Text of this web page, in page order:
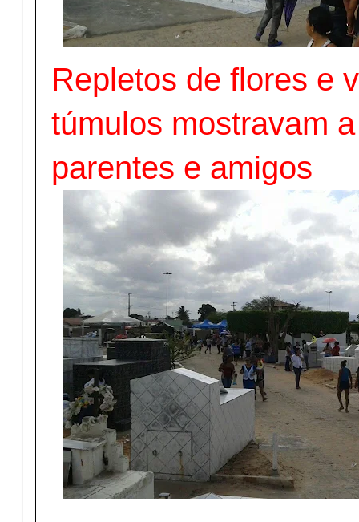
Repletos de flores e
túmulos mostravam
parentes e amigos